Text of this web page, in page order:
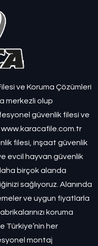
ve Koruma Çözümleri
merkezli olup
güvenlik filesi ve
www.karacafile.com.tr
filesi, inşaat güvenlik
evcil hayvan güvenlik
birçok alanda
sağlıyoruz. Alanında
ve uygun fiyatlarla
koruma
Türkiye’nin her
montaj